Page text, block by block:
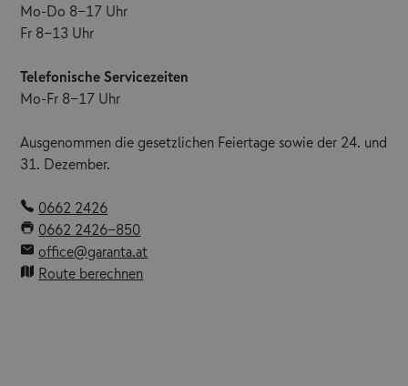
Mo-Do 8-17 Uhr
Fr 8-13 Uhr
Telefonische Servicezeiten
Mo-Fr 8-17 Uhr
Ausgenommen die gesetzlichen Feiertage sowie der 24. und
31. Dezember.
0662 2426
0662 2426-850
office@garanta.at
Route berechnen